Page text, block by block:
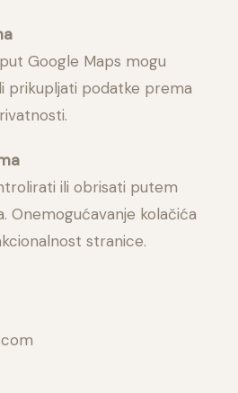
Google Maps mogu
prikupljati podatke prema
ili obrisati putem
Onemogućavanje kolačića
stranice.